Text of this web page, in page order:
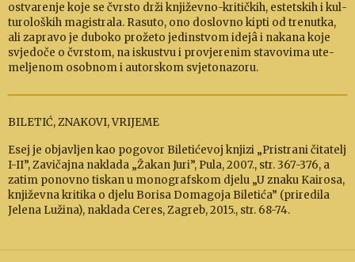
ostva­renje koje se čvrsto drži književ­no-kri­tičkih, estetskih i kul­
tu­ro­loš­kih ma­gi­strala. Rasuto, ono doslovno kip­ti od tre­nutka,
ali zapravo je du­boko pro­žeto jedinstvom idejâ i nakana ko­je
svje­doče o čvrstom, na iskus­tvu i pro­vje­re­nim sta­vo­vima ute­
melje­nom osob­nom i au­torskom svjetona­zo­ru.
BILETIĆ, ZNAKOVI, VRIJEME
Esej je objavljen kao pogovor Biletićevoj knjizi „Pristrani čitatelj
I-II”, Zavičajna naklada „Žakan Juri”, Pula, 2007., str. 367-376, a
zatim ponovno tiskan u monografskom djelu „U znaku Kairosa,
književna kritika o djelu Borisa Domagoja Biletića” (priredila
Jelena Lužina), naklada Ceres, Zagreb, 2015., str. 68-74.